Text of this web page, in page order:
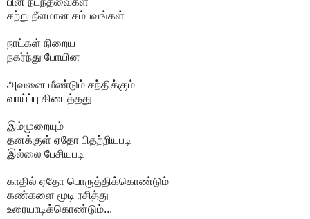
சற்று நீளமான சம்பவங்கள்
நாட்கள் நிறைய
நகர்ந்து போயின
அவனை மீண்டும் சந்திக்கும்
வாய்ப்பு கிடைத்தது
இம்முறையும்
தனக்குள் ஏதோ பிதற்றியபடி
இல்லை பேசியபடி
காதில் ஏதோ பொருத்திக்கொண்டும்
கண்களை மூடி ரசித்து
உரையாடிக்கொண்டும்...